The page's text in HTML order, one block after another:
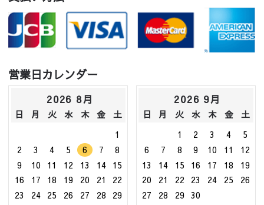
営業日カレンダー
2026 8月
日 月 火 水 木 金
土
1
2
3 4 5 6 7
8
9
10 11 12 13 14
15
16
17 18 19 20 21
22
23
24 25 26 27 28
29
2026 9月
日 月 火 水 木 金
土
1
2 3 4
5
6
7 8 9 10 11
12
13
14 15 16 17 18
19
20
21 22 23 24 25
26
27
28 29 30